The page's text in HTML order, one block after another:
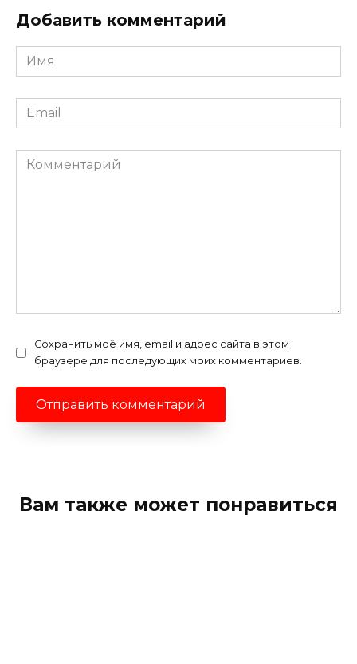
Добавить комментарий
Имя
*
Email
*
Комментарий
Сохранить моё имя, email и адрес сайта в этом
браузере для последующих моих комментариев.
Вам также может понравиться